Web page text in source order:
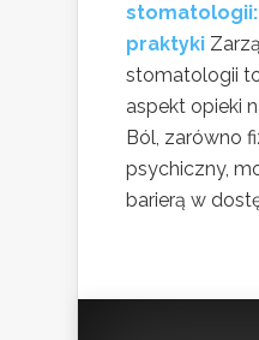
praktyki
stomatologii
aspekt opieki
Ból, zarówno
psychiczny,
barierą w